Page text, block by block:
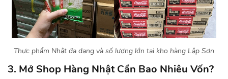
Thực phẩm Nhật đa dạng và số lượng lớn tại kho hàng Lập Sơn
3. Mở Shop Hàng Nhật Cần Bao Nhiêu Vốn?